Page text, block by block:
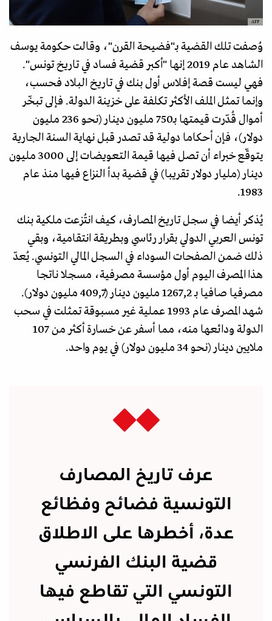
AFP
وُصفت تلك القضية بـ"فضيحة القرن"، وقالت حكومة يوسف
الشاهد عام 2019 إنها "أكبر قضية فساد في تاريخ تونس".
فهي ليست قصة إفلاس أول بنك في تاريخ البلاد فحسب،
وإنما تمثل الملف الأكثر تكلفة على خزينة الدولة. فإلى تبخّر
أموال قُدّرت قيمتها بـ750 مليون دينار (نحو 236 مليون
دولار)، فإن أحكاما دولية قد تصدر قبل نهاية السنة الجارية
يتوقّع خبراء أن تصل فيها قيمة التعويضات إلى 3000 مليون
دينار (مليار دولار تقريبا) في قضية بدأ النزاع فيها منذ عام
1983.
يُذكر أيضا في سجل تاريخ المصارف، كيف انتُزعت ملكية بنك
تونس العربي الدولي بقرار رئاسي وبطريقة انتقامية، وبقي
ذلك ضمن الصفحات السوداء في السجل المالي التونسي. يُعدّ
هذا المصرف اليوم أول مؤسسة مصرفية، مسجلا ناتجا
مصرفيا صافيا بـ 1267,2 مليون دينار (409,7 مليون دولار).
شهد المصرف عام 1993 عملية غير مسبوقة تمثلت في سحب
الدولة ودائعها منه، مما أسفر عن خسارة أكثر من 107
ملايين دينار (نحو 34 مليون دولار) في يوم واحد.
عرف تاريخ المصارف
التونسية فضائح وفظائع
عدة، أخطرها على الاطلاق
قضية البنك الفرنسي
التونسي التي تقاطع فيها